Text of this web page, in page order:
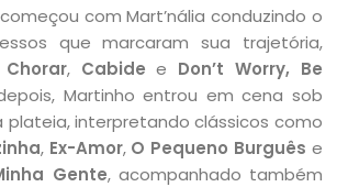
com Mart’nália conduzindo o
que marcaram sua trajetória,
, Cabide e Don’t Worry, Be
Martinho entrou em cena sob
interpretando clássicos como
, Ex-Amor, O Pequeno Burguês e
Gente, acompanhado também